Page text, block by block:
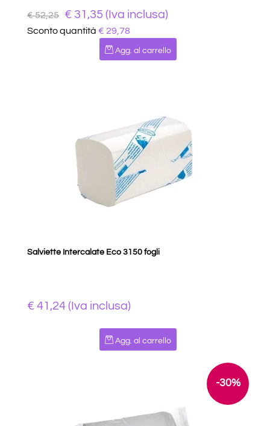
€ 52,25 € 31,35 (Iva inclusa)
Sconto quantità € 29,78
Quantità
Agg. al carrello
Salviette Intercalate Eco 3150 fogli
€ 41,24 (Iva inclusa)
Quantità
Agg. al carrello
-30%